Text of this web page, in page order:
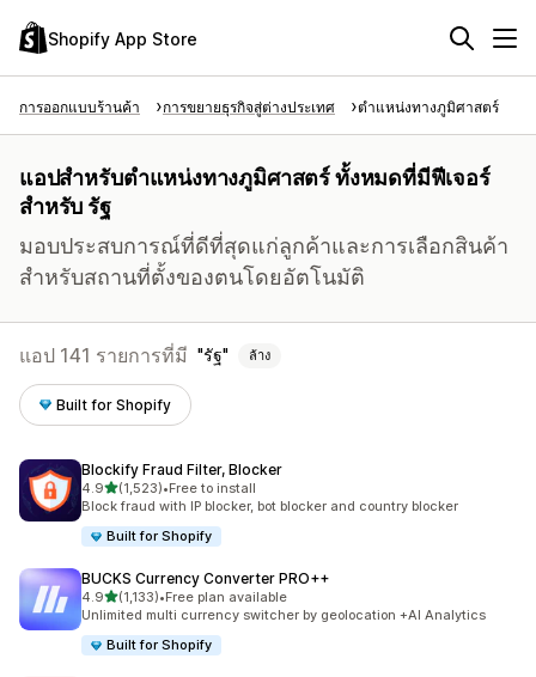
Shopify App Store
การออกแบบร้านค้า การขยายธุรกิจสู่ต่างประเทศ ตำแหน่งทางภูมิศาสตร์
แอปสำหรับตำแหน่งทางภูมิศาสตร์ ทั้งหมดที่มีฟีเจอร์
สำหรับ รัฐ
มอบประสบการณ์ที่ดีที่สุดแก่ลูกค้าและการเลือกสินค้า
สำหรับสถานที่ตั้งของตนโดยอัตโนมัติ
แอป 141 รายการที่มี รัฐ ล้าง
Built for Shopify
Blockify Fraud Filter, Blocker
4.9เต็ม 5 ดาว
(1,523)
ทั้งหมด 1523 รีวิว
•Free to install
Block fraud with IP blocker, bot blocker and country blocker
Built for Shopify
BUCKS Currency Converter PRO++
4.9เต็ม 5 ดาว
(1,133)
ทั้งหมด 1133 รีวิว
•Free plan available
Unlimited multi currency switcher by geolocation +AI Analytics
Built for Shopify